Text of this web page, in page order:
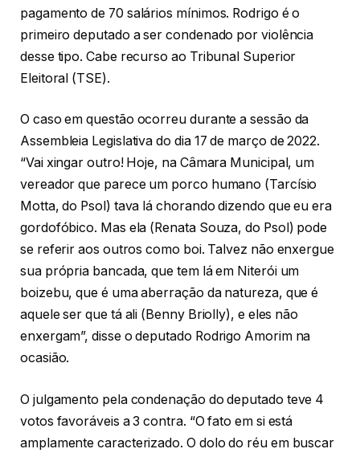
pagamento de 70 salários mínimos. Rodrigo é o
primeiro deputado a ser condenado por violência
desse tipo. Cabe recurso ao Tribunal Superior
Eleitoral (TSE).
O caso em questão ocorreu durante a sessão da
Assembleia Legislativa do dia 17 de março de 2022.
“Vai xingar outro! Hoje, na Câmara Municipal, um
vereador que parece um porco humano (Tarcísio
Motta, do Psol) tava lá chorando dizendo que eu era
gordofóbico. Mas ela (Renata Souza, do Psol) pode
se referir aos outros como boi. Talvez não enxergue
sua própria bancada, que tem lá em Niterói um
boizebu, que é uma aberração da natureza, que é
aquele ser que tá ali (Benny Briolly), e eles não
enxergam”, disse o deputado Rodrigo Amorim na
ocasião.
O julgamento pela condenação do deputado teve 4
votos favoráveis a 3 contra. “O fato em si está
amplamente caracterizado. O dolo do réu em buscar